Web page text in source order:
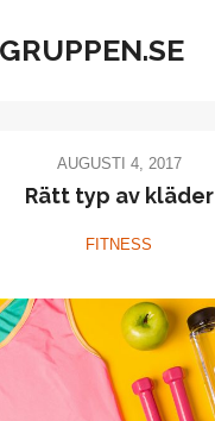
AUGUSTI 4, 2017
Rätt typ av kläder
FITNESS